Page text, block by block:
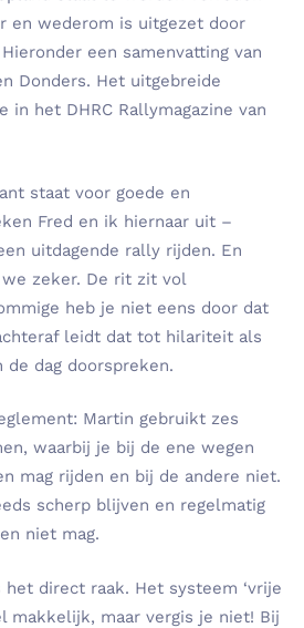
en wederom is uitgezet door
een samenvatting van
Donders. Het uitgebreide
in het DHRC Rallymagazine van
staat voor goede en
Fred en ik hiernaar uit –
uitdagende rally rijden. En
zeker. De rit zit vol
heb je niet eens door dat
leidt dat tot hilariteit als
de dag doorspreken.
Martin gebruikt zes
waarbij je bij de ene wegen
mag rijden en bij de andere niet.
scherp blijven en regelmatig
niet mag.
direct raak. Het systeem ‘vrije
makkelijk, maar vergis je niet! Bij